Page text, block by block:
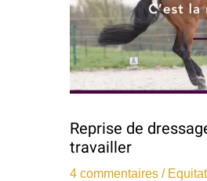
Reprise de
travailler
4 commentaires /